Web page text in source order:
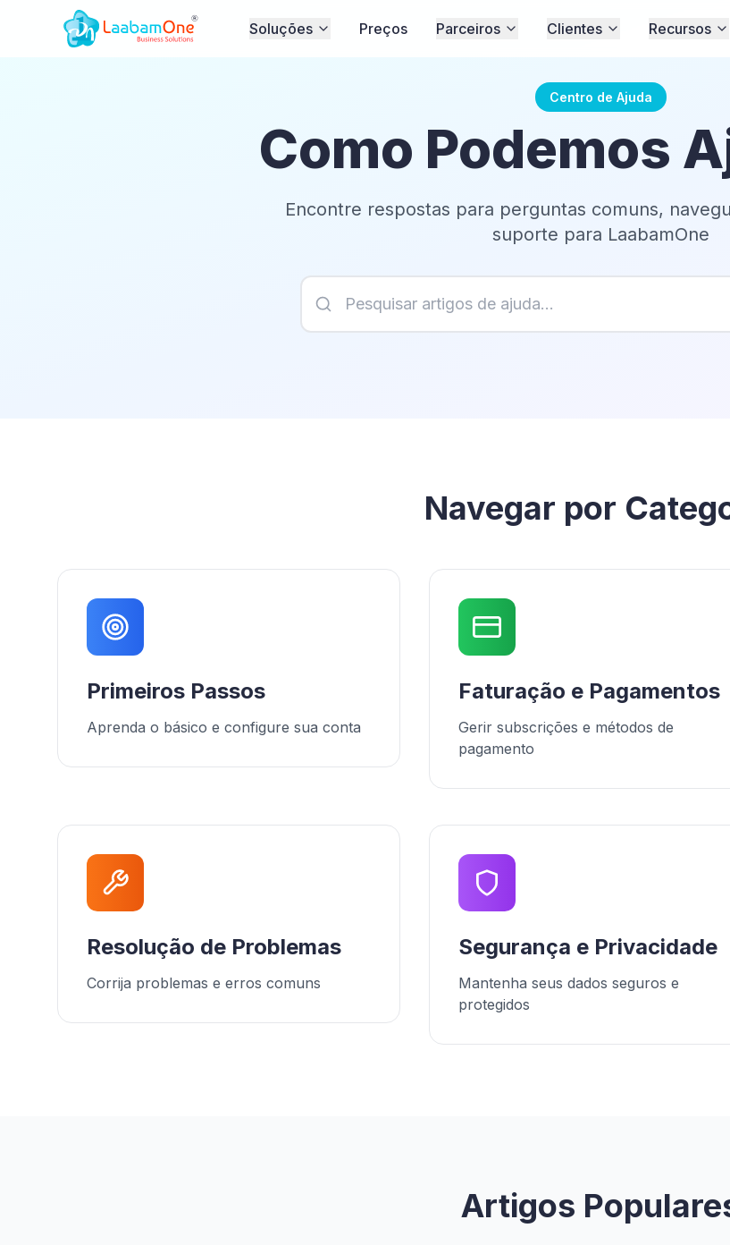
Soluções Preços Parceiros Clientes Recursos
Centro de Ajuda
Como Podemos
Encontre respostas para perguntas comuns,
suporte para LaabamOne
Navegar por
Primeiros Passos
Aprenda o básico e configure sua conta
Faturação e Pagamentos
Gerir subscrições e métodos de
pagamento
Resolução de Problemas
Corrija problemas e erros comuns
Segurança e Privacidade
Mantenha seus dados seguros e
protegidos
Artigos